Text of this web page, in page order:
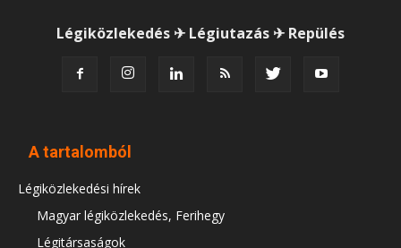
Légiközlekedés ✈ Légiutazás ✈ Repülés
A tartalomból
Légiközlekedési hírek
Magyar légiközlekedés, Ferihegy
Légitársaságok